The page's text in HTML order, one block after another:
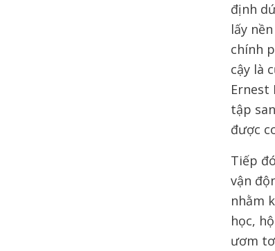
định
lấy
chính
cậy là
Ernest
tập
được
Tiếp
vận
nhằm
học,
ươm